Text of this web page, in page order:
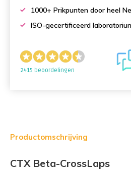
1000+ Prikpunten door heel
ISO-gecertificeerd
2415 beoordelingen
Productomschrijving
CTX Beta-CrossLaps